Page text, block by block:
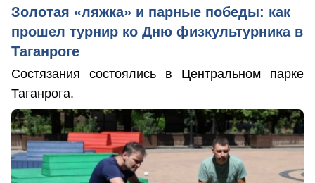
Золотая «ляжка» и парные победы: как
прошел турнир ко Дню физкультурника в
Таганроге
Состязания состоялись в Центральном парке
Таганрога.